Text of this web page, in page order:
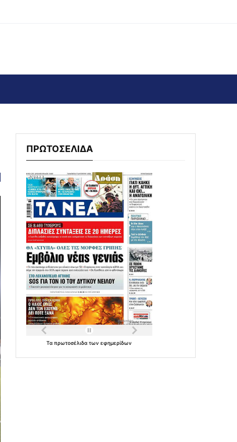
ΠΡΩΤΟΣΕΛΙΔΑ
Ταπρωτοσέλιδατωνεφημερίδων